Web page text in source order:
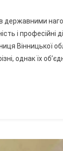
державними
і професійні
Вінницької
однак їх